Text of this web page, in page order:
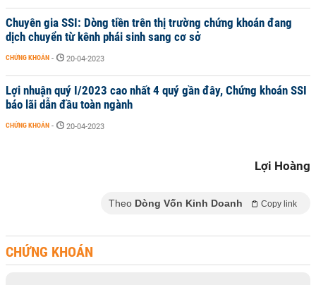
Chuyên gia SSI: Dòng tiền trên thị trường chứng khoán đang
dịch chuyển từ kênh phái sinh sang cơ sở
CHỨNG KHOÁN - 20-04-2023
Lợi nhuận quý I/2023 cao nhất 4 quý gần đây, Chứng khoán SSI
báo lãi dẫn đầu toàn ngành
CHỨNG KHOÁN - 20-04-2023
Lợi Hoàng
Theo Dòng Vốn Kinh Doanh Copy link
CHỨNG KHOÁN